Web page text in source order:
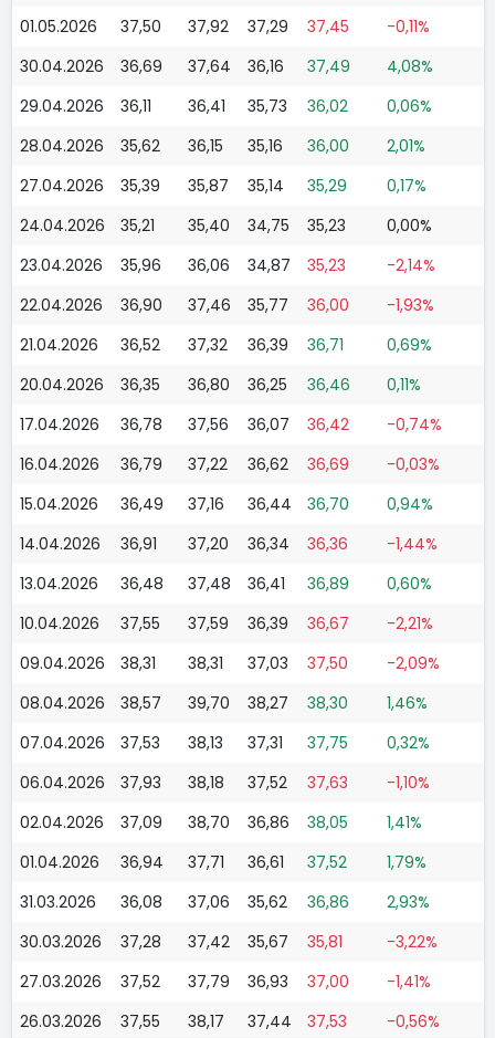
01.05.2026
37,50 37,92 37,29 37,45
-0,11%
30.04.2026
36,69 37,64 36,16 37,49
4,08%
29.04.2026
36,11 36,41 35,73 36,02
0,06%
28.04.2026
35,62 36,15 35,16 36,00
2,01%
27.04.2026
35,39 35,87 35,14 35,29
0,17%
24.04.2026
35,21 35,40 34,75 35,23
0,00%
23.04.2026
35,96 36,06 34,87 35,23
-2,14%
22.04.2026
36,90 37,46 35,77 36,00
-1,93%
21.04.2026
36,52 37,32 36,39 36,71
0,69%
20.04.2026
36,35 36,80 36,25 36,46
0,11%
17.04.2026
36,78 37,56 36,07 36,42
-0,74%
16.04.2026
36,79 37,22 36,62 36,69
-0,03%
15.04.2026
36,49 37,16 36,44 36,70
0,94%
14.04.2026
36,91 37,20 36,34 36,36
-1,44%
13.04.2026
36,48 37,48 36,41 36,89
0,60%
10.04.2026
37,55 37,59 36,39 36,67
-2,21%
09.04.2026
38,31 38,31 37,03 37,50
-2,09%
08.04.2026
38,57 39,70 38,27 38,30
1,46%
07.04.2026
37,53 38,13 37,31 37,75
0,32%
06.04.2026
37,93 38,18 37,52 37,63
-1,10%
02.04.2026
37,09 38,70 36,86 38,05
1,41%
01.04.2026
36,94 37,71 36,61 37,52
1,79%
31.03.2026
36,08 37,06 35,62 36,86
2,93%
30.03.2026
37,28 37,42 35,67 35,81
-3,22%
27.03.2026
37,52 37,79 36,93 37,00
-1,41%
26.03.2026
37,55 38,17 37,44 37,53
-0,56%